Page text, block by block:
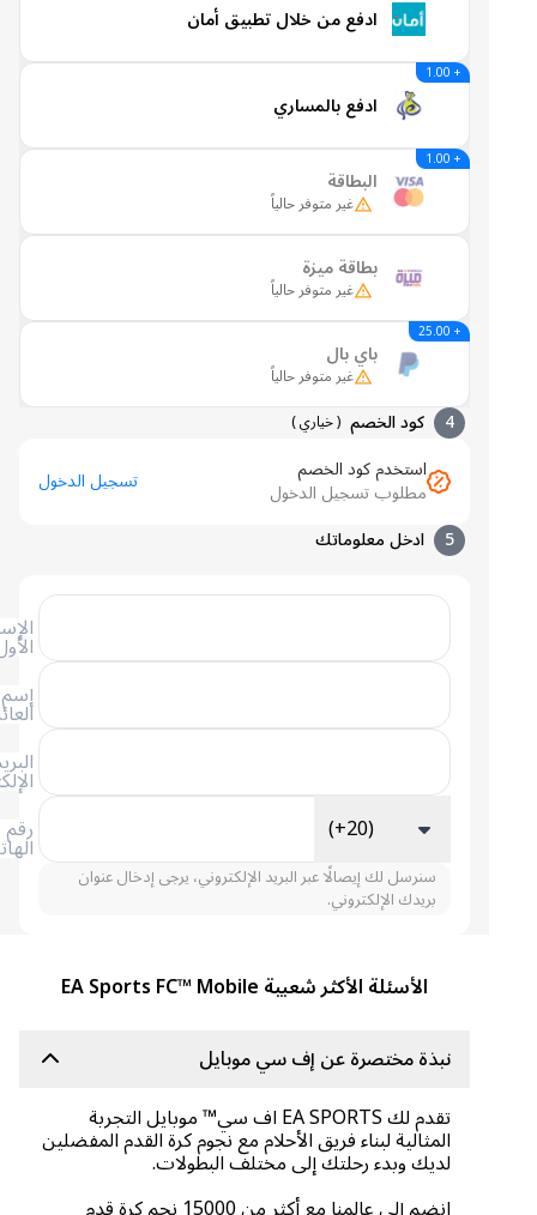
ادفع من خلال تطبيق أمان
ادفع بالمساري
البطاقة
غير متوفر حالياً
بطاقة ميزة
غير متوفر حالياً
باي بال
غير متوفر حالياً
كود الخصم (خياري )
استخدم كود الخصم
مطلوب تسجيل الدخول
تسجيل الدخول
ادخل معلوماتك
العائلة
الإلكتروني
الهاتف (+20)
سنرسل لك إيصالًا عبر البريد الإلكتروني، يرجى إدخال عنوان
بريدك الإلكتروني.
الأسئلة الأكثر شعبية EA Sports FC™ Mobile
نبذة مختصرة عن إف سي موبايل
تقدم لك EA SPORTS اف سي™ موبايل التجربة
المثالية لبناء فريق الأحلام مع نجوم كرة القدم المفضلين
لديك وبدء رحلتك إلى مختلف البطولات.